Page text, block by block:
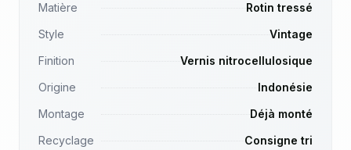
Matière
Rotin tressé
Style
Vintage
Finition
Vernis nitrocellulosique
Origine
Indonésie
Montage
Déjà monté
Recyclage
Consigne tri